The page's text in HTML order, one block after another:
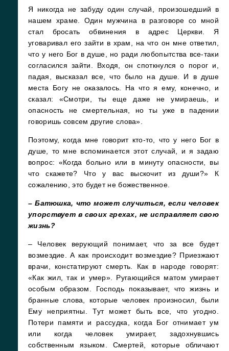
Я никогда не забуду один случай, произошедший в
нашем храме. Один мужчина в разговоре со мной
стал бросать обвинения в адрес Церкви. Я
уговаривал его зайти в храм, на что он мне ответил,
что у него Бог в душе, но ради любопытства все-таки
согласился зайти. Входя, он споткнулся о порог и,
падая, высказал все, что было на душе. И в душе
места Богу не оказалось. На что я ему, конечно, и
сказал: «Смотри, ты еще даже не умираешь, и
опасность не смертельная, но ты уже в падении
говоришь совсем другие слова».
Поэтому, когда мне говорит кто-то, что у него Бог в
душе, то мне вспоминается этот случай, и я задаю
вопрос: «Когда больно или в минуту опасности, вы
что скажете? Что у вас выскочит из души?» К
сожалению, это будет не божественное.
– Батюшка, что может случиться, если человек
упорствует в своих грехах, не исправляет свою
жизнь?
– Человек верующий понимает, что за все будет
возмездие. А как происходит возмездие? Приезжают
врачи, констатируют смерть. Как в народе говорят:
«Как жил, так и умер». Ругающийся матом умирает
особым образом. Господь показывает, что жизнь и
бранные слова, которые человек произносил, были
Ему неприятны. Тут может быть все, что угодно.
Потери памяти и рассудка, когда Бог отнимает ум
или когда человек умирает, задохнувшись
собственным языком. Смертей, которые обличают